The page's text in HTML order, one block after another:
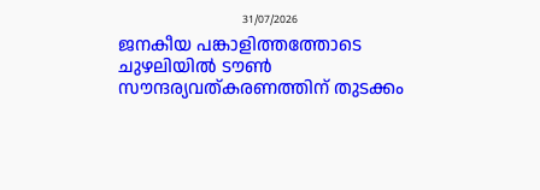
31/07/2026
ജനകീയ പങ്കാളിത്തത്തോടെ
ചുഴലിയിൽ ടൗൺ
സൗന്ദര്യവത്കരണത്തിന് തുടക്കം